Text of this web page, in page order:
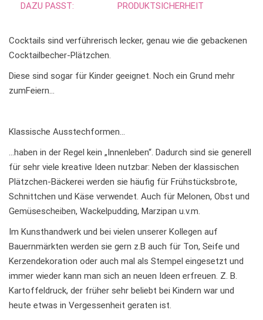
DAZU PASST: PRODUKTSICHERHEIT
Cocktails sind verführerisch lecker, genau wie die gebackenen
Cocktailbecher-Plätzchen.
Diese sind sogar für Kinder geeignet. Noch ein Grund mehr
zumFeiern…
Klassische Ausstechformen…
…haben in der Regel kein „Innenleben“. Dadurch sind sie generell
für sehr viele kreative Ideen nutzbar: Neben der klassischen
Plätzchen-Bäckerei werden sie häufig für Frühstücksbrote,
Schnittchen und Käse verwendet. Auch für Melonen, Obst und
Gemüsescheiben, Wackelpudding, Marzipan u.v.m.
Im Kunsthandwerk und bei vielen unserer Kollegen auf
Bauernmärkten werden sie gern z.B auch für Ton, Seife und
Kerzendekoration oder auch mal als Stempel eingesetzt und
immer wieder kann man sich an neuen Ideen erfreuen. Z. B.
Kartoffeldruck, der früher sehr beliebt bei Kindern war und
heute etwas in Vergessenheit geraten ist.